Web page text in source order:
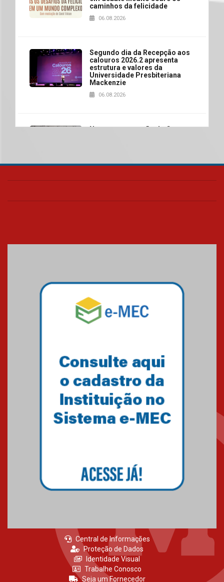
caminhos da felicidade
06.08.2026
Segundo dia da Recepção aos
calouros 2026.2 apresenta
estrutura e valores da
Universidade Presbiteriana
Mackenzie
06.08.2026
Nova apresentação do Centro
realizará nova edição da Feira
04.08.2026
Mackenzie recepciona os
calouros do segundo semestre
Como o Colégio Mackenzie
Brasília prepara seus
estudantes para o PAS antes
mesmo do Ensino Médio
04.08.2026
Central de Informações
Proteção de Dados
Identidade Visual
Trabalhe Conosco
Seja um Fornecedor